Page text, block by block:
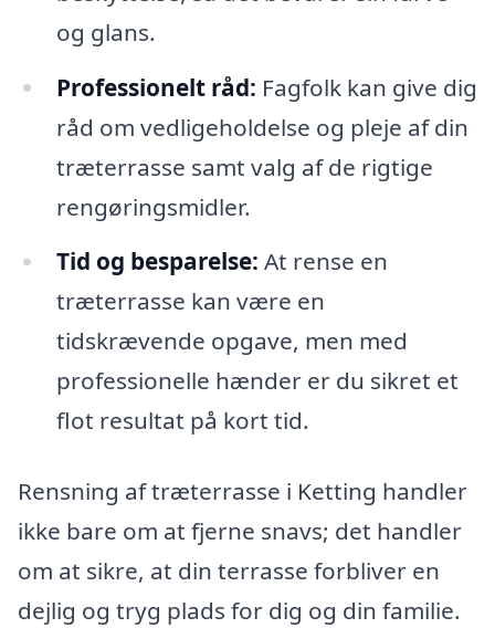
og glans.
Professionelt råd: Fagfolk kan give dig
råd om vedligeholdelse og pleje af din
træterrasse samt valg af de rigtige
rengøringsmidler.
Tid og besparelse: At rense en
træterrasse kan være en
tidskrævende opgave, men med
professionelle hænder er du sikret et
flot resultat på kort tid.
Rensning af træterrasse i Ketting handler
ikke bare om at fjerne snavs; det handler
om at sikre, at din terrasse forbliver en
dejlig og tryg plads for dig og din familie.